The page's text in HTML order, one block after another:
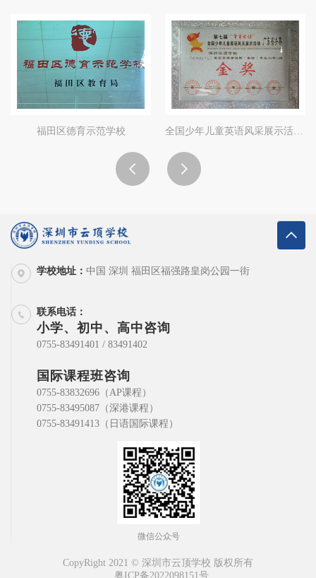
福田区德育示范学校 全国少年儿童英语风采展示活动金奖
学校地址： 中国 深圳 福田区福强路皇岗公园一街
联系电话：
小学、初中、高中咨询
0755-83491401 / 83491402
国际课程班咨询
0755-83832696（AP课程）
0755-83495087（深港课程）
0755-83491413（日语国际课程）
微信公众号
CopyRight 2021 © 深圳市云顶学校 版权所有
粤ICP备2022098151号